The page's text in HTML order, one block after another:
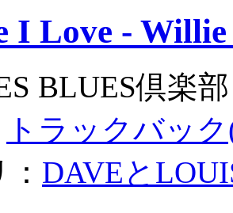
I Love -
BLUES倶楽部
トラックバッ
DAVEと